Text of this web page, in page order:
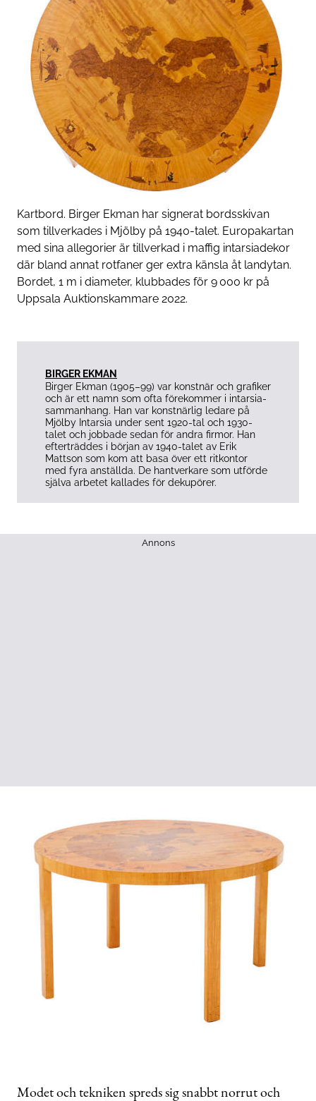
Kartbord. Birger Ekman har signerat bordsskivan
som ­tillverkades i Mjölby på 1940-­talet. Europakartan
med sina allegorier är tillverkad i ­maffig intarsiadekor
där bland annat rotfaner ger extra känsla åt landytan.
Bordet, 1 m i ­diameter, klubbades för 9 000 kr på
Uppsala Auktionskammare 2022.
BIRGER EKMAN
Birger Ekman (1905–99) var konstnär och grafiker
och är ett namn som ofta ­förekommer i intarsia-
sammanhang. Han var konstnärlig ledare på
Mjölby Intarsia under sent 1920-tal och 1930-
talet och jobbade sedan för andra firmor. Han
efterträddes i början av 1940-talet av Erik
Mattson som kom att basa över ett ritkontor
med fyra anställda. De hantverkare som utförde
själva arbetet kallades för dekupörer.
Annons
Modet och tekniken spreds sig snabbt norrut och